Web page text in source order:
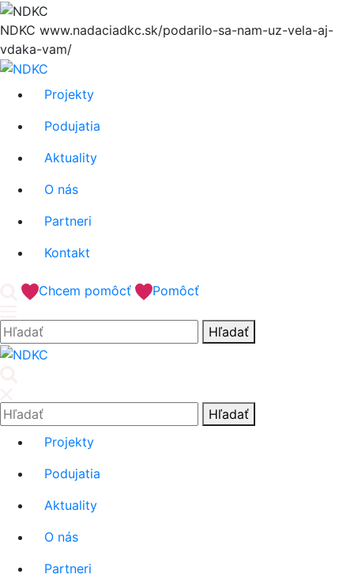
Hore
NDKC www.nadaciadkc.sk/podarilo-sa-nam-uz-vela-aj-
vdaka-vam/
Projekty
Podujatia
Aktuality
O nás
Partneri
Kontakt
'.__('Search').'Chcem pomôcť Pomôcť
Hľadať: Hľadať
Hľadať:
Hľadať
Projekty
Podujatia
Aktuality
O nás
Partneri